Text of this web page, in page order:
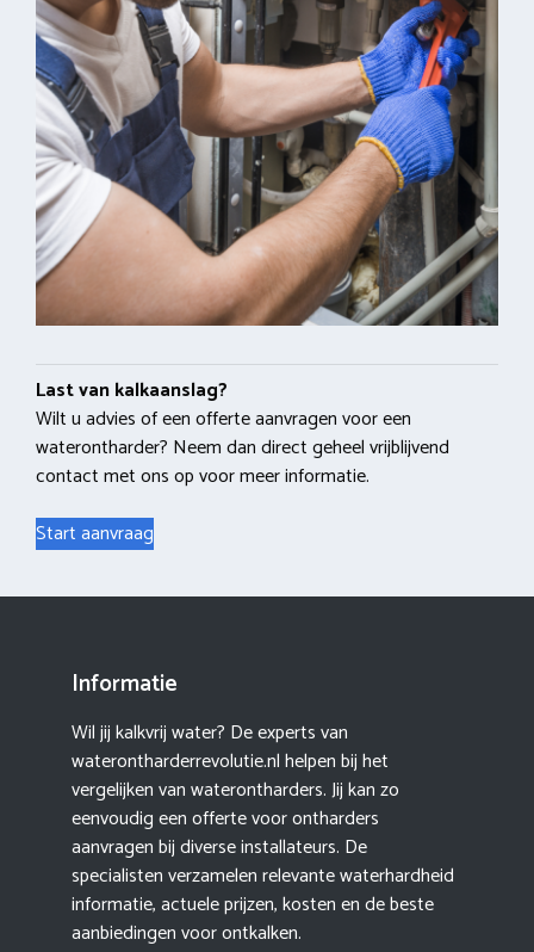
Last van kalkaanslag?
Wilt u advies of een offerte aanvragen voor een
waterontharder? Neem dan direct geheel vrijblijvend
contact met ons op voor meer informatie.
Start aanvraag
Informatie
Wil jij kalkvrij water? De experts van
waterontharderrevolutie.nl helpen bij het
vergelijken van waterontharders. Jij kan zo
eenvoudig een offerte voor ontharders
aanvragen bij diverse installateurs. De
specialisten verzamelen relevante waterhardheid
informatie, actuele prijzen, kosten en de beste
aanbiedingen voor ontkalken.